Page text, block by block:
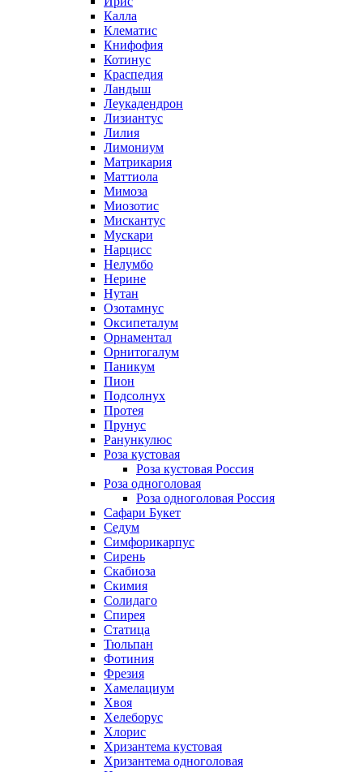
Калла
Клематис
Книфофия
Котинус
Краспедия
Ландыш
Леукадендрон
Лизиантус
Лилия
Лимониум
Матрикария
Маттиола
Мимоза
Миозотис
Мискантус
Мускари
Нарцисс
Нелумбо
Нерине
Нутан
Озотамнус
Оксипеталум
Орнаментал
Орнитогалум
Паникум
Пион
Подсолнух
Протея
Прунус
Ранункулюс
Роза кустовая
Роза кустовая Россия
Роза одноголовая
Роза одноголовая Россия
Сафари Букет
Седум
Симфорикарпус
Сирень
Скабиоза
Скимия
Солидаго
Спирея
Статица
Тюльпан
Фотиния
Фрезия
Хамелациум
Хвоя
Хелеборус
Хлорис
Хризантема кустовая
Хризантема одноголовая